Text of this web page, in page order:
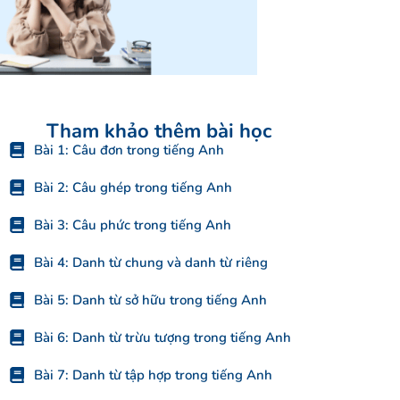
Tham khảo thêm bài học
Bài 1: Câu đơn trong tiếng Anh
Bài 2: Câu ghép trong tiếng Anh
Bài 3: Câu phức trong tiếng Anh
Bài 4: Danh từ chung và danh từ riêng
Bài 5: Danh từ sở hữu trong tiếng Anh
Bài 6: Danh từ trừu tượng trong tiếng Anh
Bài 7: Danh từ tập hợp trong tiếng Anh